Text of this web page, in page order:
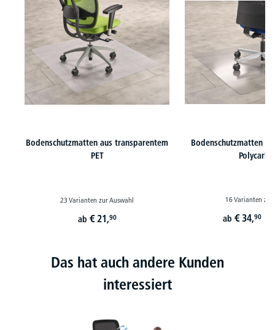
Bodenschutzmatten aus transparentem
PET
23 Varianten zur Auswahl
ab € 21,90
Bodenschutzmatten
16 Varianten zur
ab € 34,90
Das hat auch andere Kunden
interessiert